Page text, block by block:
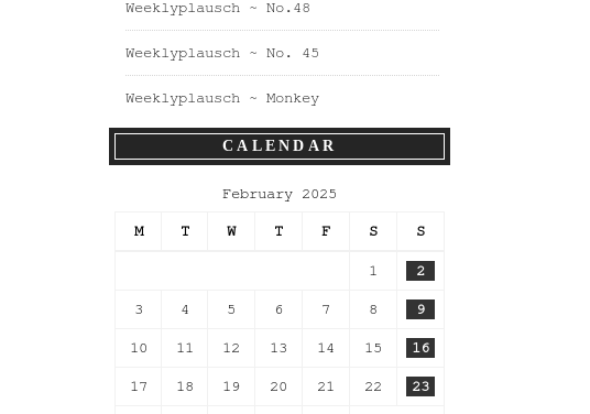
Weeklyplausch ~ No.48
Weeklyplausch ~ No. 45
Weeklyplausch ~ Monkey
CALENDAR
February 2025
M
T W T F S S
1 2
3 4 5 6 7 8 9
10 11 12 13 14 15 16
17 18 19 20 21 22 23